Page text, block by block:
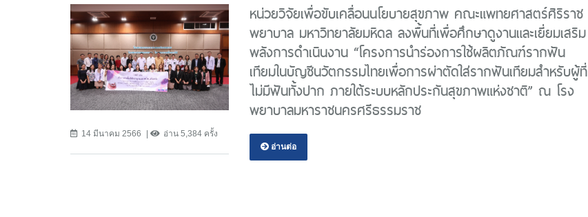
14 มีนาคม 2566 อ่าน 5,384 ครั้ง
หน่วยวิจัยเพื่อขับเคลื่อนนโยบายสุขภาพ คณะแพทยศาสตร์ศิริราช
พยาบาล มหาวิทยาลัยมหิดล ลงพื้นที่เพื่อศึกษาดูงานและเยี่ยมเสริม
พลังการดำเนินงาน “โครงการนําร่องการใช้ผลิตภัณฑ์รากฟัน
เทียมในบัญชีนวัตกรรมไทยเพื่อการผ่าตัดใส่รากฟันเทียมสำหรับผู้ที่
ไม่มีฟันทั้งปาก ภายใต้ระบบหลักประกันสุขภาพแห่งชาติ” ณ โรง
พยาบาลมหาราชนครศรีธรรมราช
อ่านต่อ